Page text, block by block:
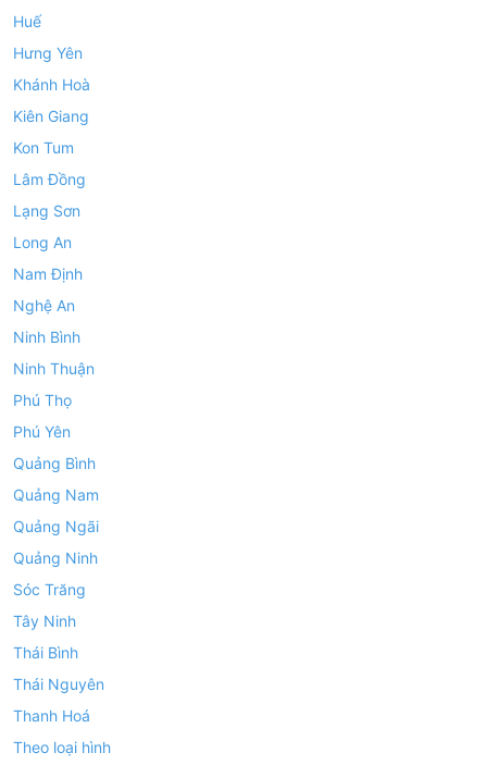
Huế
Hưng Yên
Khánh Hoà
Kiên Giang
Kon Tum
Lâm Đồng
Lạng Sơn
Long An
Nam Định
Nghệ An
Ninh Bình
Ninh Thuận
Phú Thọ
Phú Yên
Quảng Bình
Quảng Nam
Quảng Ngãi
Quảng Ninh
Sóc Trăng
Tây Ninh
Thái Bình
Thái Nguyên
Thanh Hoá
Theo loại hình